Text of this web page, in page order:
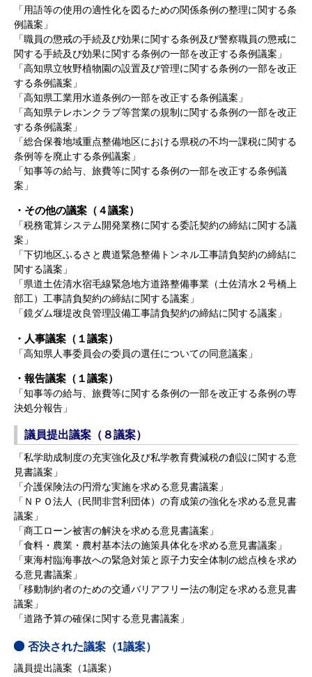
「用語等の使用の適性化を図るための関係条例の整理に関する条
例議案」
「職員の懲戒の手続及び効果に関する条例及び警察職員の懲戒に
関する手続及び効果に関する条例の一部を改正する条例議案」
「高知県立牧野植物園の設置及び管理に関する条例の一部を改正
する条例議案」
「高知県工業用水道条例の一部を改正する条例議案」
「高知県テレホンクラブ等営業の規制に関する条例の一部を改正
する条例議案」
「総合保養地域重点整備地区における県税の不均一課税に関する
条例等を廃止する条例議案」
「知事等の給与、旅費等に関する条例の一部を改正する条例議
案」
・その他の議案（４議案）
「税務電算システム開発業務に関する委託契約の締結に関する議
案」
「下切地区ふるさと農道緊急整備トンネル工事請負契約の締結に
関する議案」
「県道土佐清水宿毛線緊急地方道路整備事業（土佐清水２号橋上
部工）工事請負契約の締結に関する議案」
「鏡ダム堰堤改良管理設備工事請負契約の締結に関する議案」
・人事議案（１議案）
「高知県人事委員会の委員の選任についての同意議案」
・報告議案（１議案）
「知事等の給与、旅費等に関する条例の一部を改正する条例の専
決処分報告」
議員提出議案（８議案）
「私学助成制度の充実強化及び私学教育費減税の創設に関する意
見書議案」
「介護保険法の円滑な実施を求める意見書議案」
「ＮＰＯ法人（民間非営利団体）の育成策の強化を求める意見書
議案」
「商工ローン被害の解決を求める意見書議案」
「食料・農業・農村基本法の施策具体化を求める意見書議案」
「東海村臨海事故への緊急対策と原子力安全体制の総点検を求め
る意見書議案」
「移動制約者のための交通バリアフリー法の制定を求める意見書
議案」
「道路予算の確保に関する意見書議案」
否決された議案（1議案）
議員提出議案（1議案）